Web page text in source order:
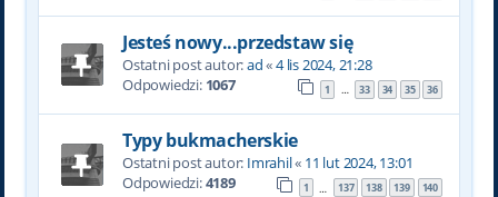
Jesteś nowy...przedstaw się
Ostatni post autor:ad«4 lis 2024, 21:28
Odpowiedzi: 1067 1 … 33 34 35 36
Typy bukmacherskie
Ostatni post autor: Imrahil« 11 lut 2024, 13:01
Odpowiedzi:4189 1 … 137 138 139 140